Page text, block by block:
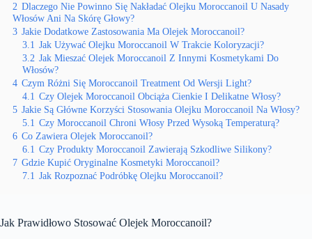
2 Dlaczego Nie Powinno Się Nakładać Olejku Moroccanoil U Nasady
Włosów Ani Na Skórę Głowy?
3 Jakie Dodatkowe Zastosowania Ma Olejek Moroccanoil?
3.1 Jak Używać Olejku Moroccanoil W Trakcie Koloryzacji?
3.2 Jak Mieszać Olejek Moroccanoil Z Innymi Kosmetykami Do
Włosów?
4 Czym Różni Się Moroccanoil Treatment Od Wersji Light?
4.1 Czy Olejek Moroccanoil Obciąża Cienkie I Delikatne Włosy?
5 Jakie Są Główne Korzyści Stosowania Olejku Moroccanoil Na Włosy?
5.1 Czy Moroccanoil Chroni Włosy Przed Wysoką Temperaturą?
6 Co Zawiera Olejek Moroccanoil?
6.1 Czy Produkty Moroccanoil Zawierają Szkodliwe Silikony?
7 Gdzie Kupić Oryginalne Kosmetyki Moroccanoil?
7.1 Jak Rozpoznać Podróbkę Olejku Moroccanoil?
Jak Prawidłowo Stosować Olejek Moroccanoil?